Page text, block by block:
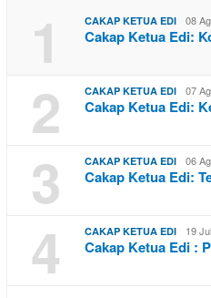
1 CAKAP KETUA EDI 08
Cakap Ketua Edi:
2 CAKAP KETUA EDI 07
Cakap Ketua Edi:
3 CAKAP KETUA EDI 06
Cakap Ketua Edi:
4 CAKAP KETUA EDI 19
Cakap Ketua Edi :